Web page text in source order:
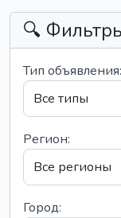
🔍
Тип объявления:
Регион:
Город: